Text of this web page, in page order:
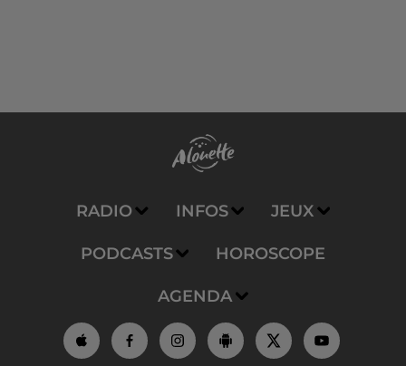
RADIO INFOS JEUX
PODCASTS HOROSCOPE
AGENDA